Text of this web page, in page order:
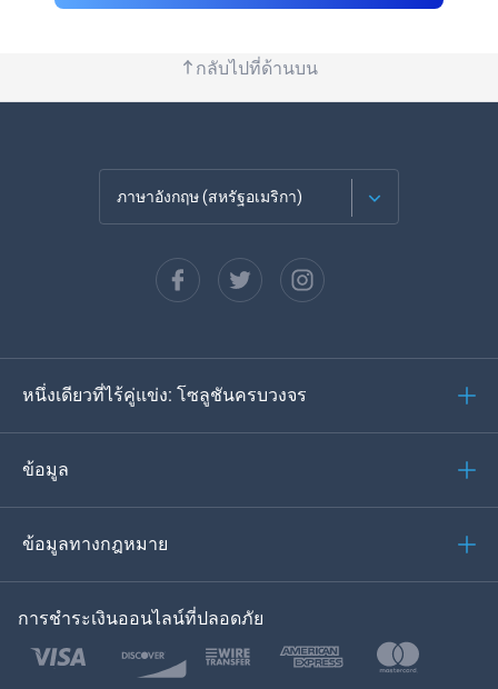
กลับไปที่ด้านบน
ภาษาอังกฤษ (สหรัฐอเมริกา)
Español
ภาษาเยอรมัน
โปรตุเกส
ภาษาไทย
โปแลนด์
หนึ่งเดียวที่ไร้คู่แข่ง: โซลูชันครบวงจร
ข้อมูล
ข้อมูลทางกฎหมาย
การชำระเงินออนไลน์ที่ปลอดภัย